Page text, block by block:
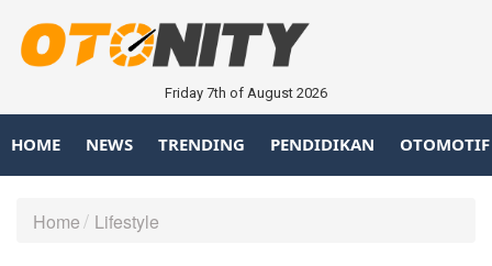
Friday 7th of August 2026
HOME NEWS TRENDING PENDIDIKAN OTOMOTIF
Home Lifestyle